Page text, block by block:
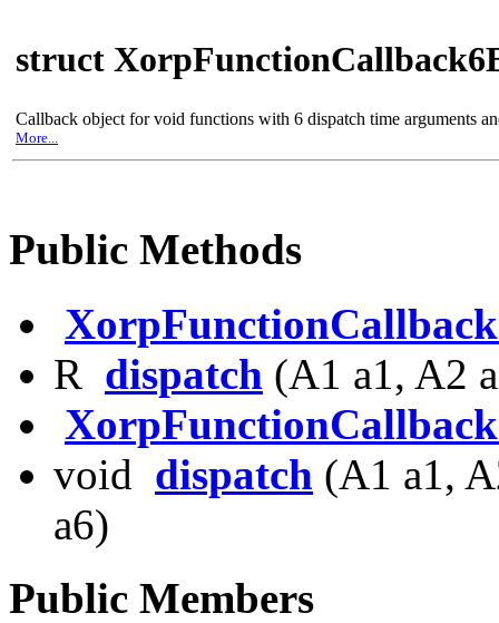
struct
Callback object for void functions with 6 dispatch time arguments
More...
Public Methods
R dispatch (A1 a1, A2
void dispatch (A1 a1,
a6)
Public Members